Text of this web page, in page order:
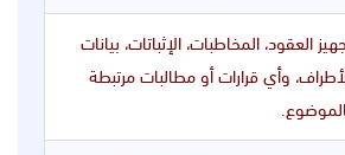
العقود، المخاطبات، الإثباتات، بيانات
وأي قرارات أو مطالبات مرتبطة